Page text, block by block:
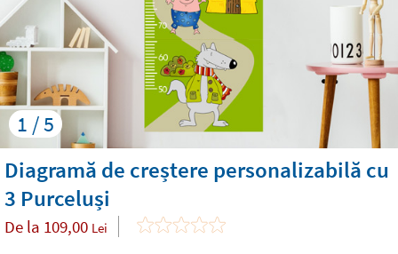
1 / 5
Diagramă de creștere personalizabilă cu
3 Purceluși
De la 109,00 Lei